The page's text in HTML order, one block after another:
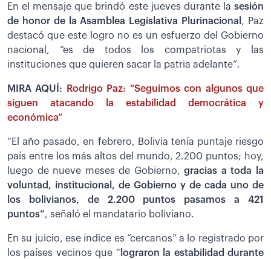
En el mensaje que brindó este jueves durante la sesión
de honor de la Asamblea Legislativa Plurinacional , Paz
destacó que este logro no es un esfuerzo del Gobierno
nacional, “es de todos los compatriotas y las
instituciones que quieren sacar la patria adelante”.
MIRA AQUÍ:
Rodrigo Paz: “Seguimos con algunos que
siguen atacando la estabilidad democrática y
económica”
“El año pasado, en febrero, Bolivia tenía puntaje riesgo
país entre los más altos del mundo, 2.200 puntos; hoy,
luego de nueve meses de Gobierno, gracias a toda la
voluntad, institucional, de Gobierno y de cada uno de
los bolivianos, de 2.200 puntos pasamos a 421
puntos”, señaló el mandatario boliviano.
En su juicio, ese índice es “cercanos” a lo registrado por
los países vecinos que “ lograron la estabilidad durante